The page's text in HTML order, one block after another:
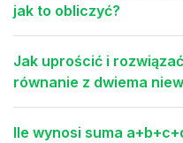
jak to obliczyć?
Jak uprościć i
równanie z dwiema
Ile wynosi suma